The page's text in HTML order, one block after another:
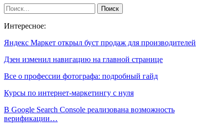
Интересное:
Яндекс Маркет открыл буст продаж для производителей
Дзен изменил навигацию на главной странице
Все о профессии фотографа: подробный гайд
Курсы по интернет-маркетингу с нуля
В Google Search Console реализована возможность
верификации…